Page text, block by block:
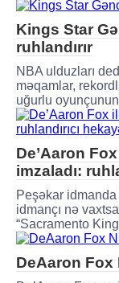
Kings Star
ruhlandırır
NBA ulduzları
məqamlar,
uğurlu
De’Aaron
imzaladı:
Peşəkar
idmançı nə
“Sacramento
DeAaron Fox